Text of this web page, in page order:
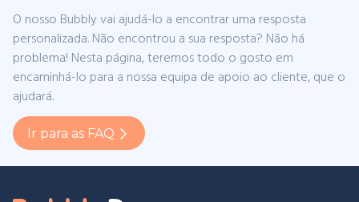
O nosso Bubbly vai ajudá-lo a encontrar uma resposta
personalizada. Não encontrou a sua resposta? Não há
problema! Nesta página, teremos todo o gosto em
encaminhá-lo para a nossa equipa de apoio ao cliente, que o
ajudará.
Ir para as FAQ